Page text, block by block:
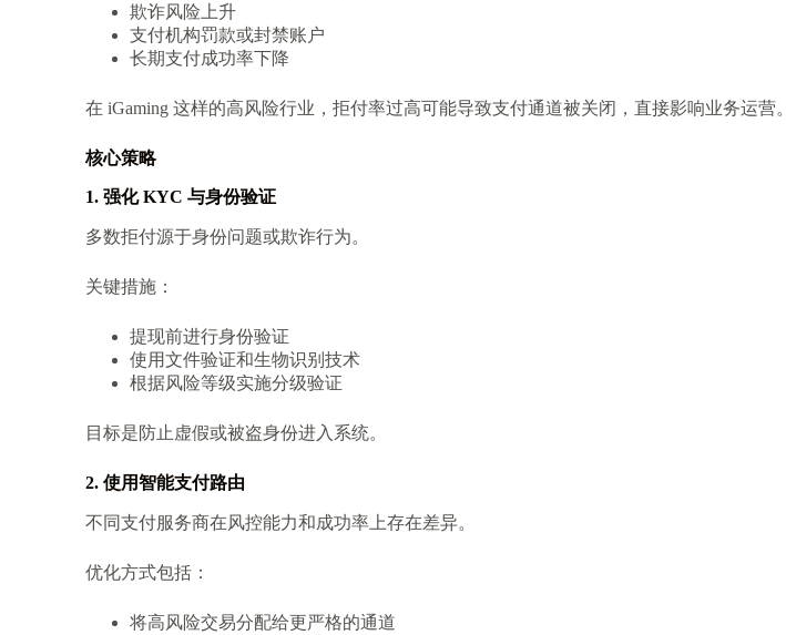
欺诈风险上升
支付机构罚款或封禁账户
长期支付成功率下降
在 iGaming 这样的高风险行业，拒付率过高可能导致支付通道被关闭，直接影响业务运营。
核心策略
1. 强化 KYC 与身份验证
多数拒付源于身份问题或欺诈行为。
关键措施：
提现前进行身份验证
使用文件验证和生物识别技术
根据风险等级实施分级验证
目标是防止虚假或被盗身份进入系统。
2. 使用智能支付路由
不同支付服务商在风控能力和成功率上存在差异。
优化方式包括：
将高风险交易分配给更严格的通道